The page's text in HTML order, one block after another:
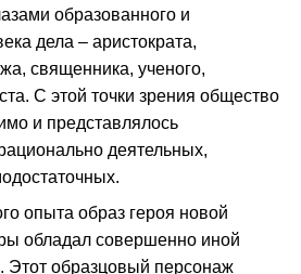
образованного и
дела – аристократа,
священника, ученого,
С этой точки зрения общество
и представлялось
деятельных,
опыта образ героя новой
обладал совершенно иной
Этот образцовый персонаж